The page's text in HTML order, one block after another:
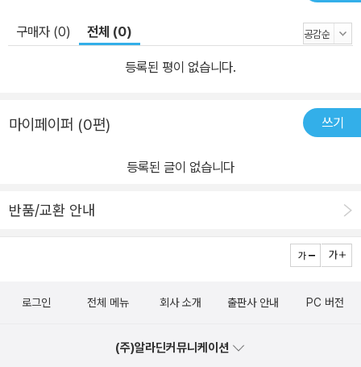
구매자 (0) 전체 (0)
등록된 평이 없습니다.
마이페이퍼 (0편) 쓰기
등록된 글이 없습니다
반품/교환 안내
로그인 전체 메뉴 회사 소개 출판사 안내 PC 버전
(주)알라딘커뮤니케이션